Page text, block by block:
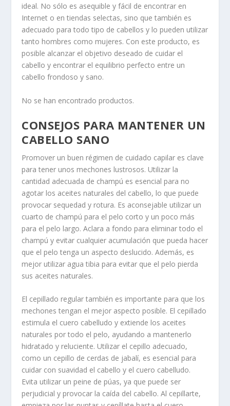
ideal. No sólo es asequible y fácil de encontrar en
Internet o en tiendas selectas, sino que también es
adecuado para todo tipo de cabellos y lo pueden utilizar
tanto hombres como mujeres. Con este producto, es
posible alcanzar el objetivo deseado de cuidar el
cabello y encontrar el equilibrio perfecto entre un
cabello frondoso y sano.
No se han encontrado productos.
CONSEJOS PARA MANTENER UN
CABELLO SANO
Promover un buen régimen de cuidado capilar es clave
para tener unos mechones lustrosos. Utilizar la
cantidad adecuada de champú es esencial para no
agotar los aceites naturales del cabello, lo que puede
provocar sequedad y rotura. Es aconsejable utilizar un
cuarto de champú para el pelo corto y un poco más
para el pelo largo. Aclara a fondo para eliminar todo el
champú y evitar cualquier acumulación que pueda hacer
que el pelo tenga un aspecto deslucido. Además, es
mejor utilizar agua tibia para evitar que el pelo pierda
sus aceites naturales.
El cepillado regular también es importante para que los
mechones tengan el mejor aspecto posible. El cepillado
estimula el cuero cabelludo y extiende los aceites
naturales por todo el pelo, ayudando a mantenerlo
hidratado y reluciente. Utilizar el cepillo adecuado,
como un cepillo de cerdas de jabalí, es esencial para
cuidar con suavidad el cabello y el cuero cabelludo.
Evita utilizar un peine de púas, ya que puede ser
perjudicial y provocar la caída del cabello. Al cepillarte,